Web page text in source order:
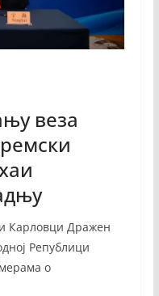
веза
Карловци Дражен
Републици
о